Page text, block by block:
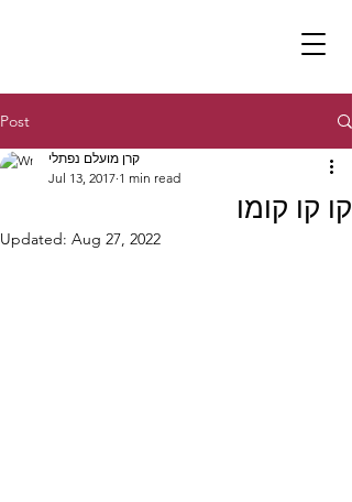
Post
קו קו קומו
קרן מועלם נפתלי
Jul 13, 2017 1 min read
Updated: Aug 27, 2022